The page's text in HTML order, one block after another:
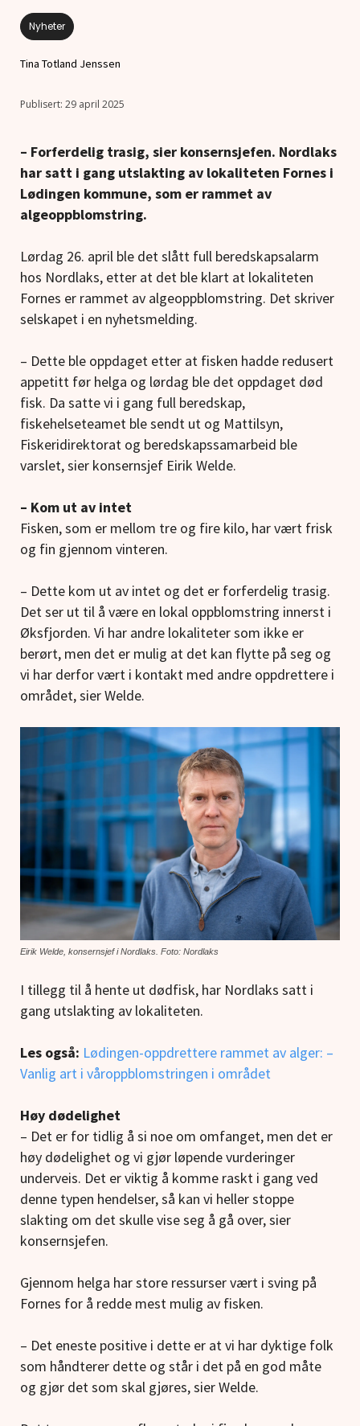
Nyheter
Tina Totland Jenssen
29 april 2025
– Forferdelig trasig, sier konsernsjefen. Nordlaks
har satt i gang utslakting av lokaliteten Fornes i
Lødingen kommune, som er rammet av
algeoppblomstring.
Lørdag 26. april ble det slått full beredskapsalarm
hos Nordlaks, etter at det ble klart at lokaliteten
Fornes er rammet av algeoppblomstring. Det skriver
selskapet i en nyhetsmelding.
– Dette ble oppdaget etter at fisken hadde redusert
appetitt før helga og lørdag ble det oppdaget død
fisk. Da satte vi i gang full beredskap,
fiskehelseteamet ble sendt ut og Mattilsyn,
Fiskeridirektorat og beredskapssamarbeid ble
varslet, sier konsernsjef Eirik Welde.
– Kom ut av intet
Fisken, som er mellom tre og fire kilo, har vært frisk
og fin gjennom vinteren.
– Dette kom ut av intet og det er forferdelig trasig.
Det ser ut til å være en lokal oppblomstring innerst i
Øksfjorden. Vi har andre lokaliteter som ikke er
berørt, men det er mulig at det kan flytte på seg og
vi har derfor vært i kontakt med andre oppdrettere i
området, sier Welde.
Eirik Welde, konsernsjef i Nordlaks. Foto: Nordlaks
I tillegg til å hente ut dødfisk, har Nordlaks satt i
gang utslakting av lokaliteten.
Les også: Lødingen-oppdrettere rammet av alger: –
Vanlig art i våroppblomstringen i området
Høy dødelighet
– Det er for tidlig å si noe om omfanget, men det er
høy dødelighet og vi gjør løpende vurderinger
underveis. Det er viktig å komme raskt i gang ved
denne typen hendelser, så kan vi heller stoppe
slakting om det skulle vise seg å gå over, sier
konsernsjefen.
Gjennom helga har store ressurser vært i sving på
Fornes for å redde mest mulig av fisken.
– Det eneste positive i dette er at vi har dyktige folk
som håndterer dette og står i det på en god måte
og gjør det som skal gjøres, sier Welde.